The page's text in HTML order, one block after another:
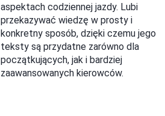
aspektach codziennej jazdy. Lubi
przekazywać wiedzę w prosty i
konkretny sposób, dzięki czemu jego
teksty są przydatne zarówno dla
początkujących, jak i bardziej
zaawansowanych kierowców.